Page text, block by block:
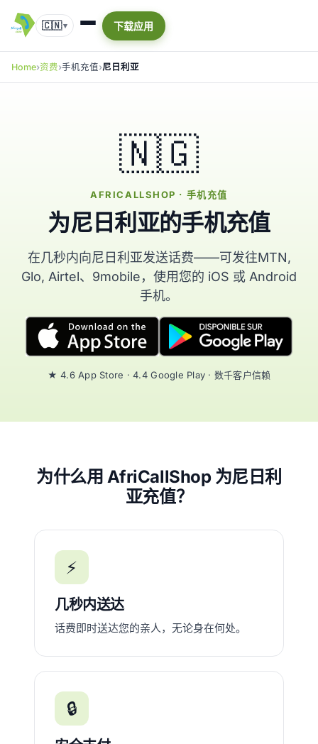
🇨🇳▾ 下载应用
Home 资费 手机充值 尼日利亚
🇳🇬
AFRICALLSHOP · 手机充值
为尼日利亚的手机充值
在几秒内向尼日利亚发送话费——可发往MTN,
Glo, Airtel、9mobile，使用您的 iOS 或 Android
手机。
★ 4.6 App Store · 4.4 Google Play · 数千客户信赖
为什么用 AfriCallShop 为尼日利
亚充值？
⚡
几秒内送达
话费即时送达您的亲人，无论身在何处。
🔒